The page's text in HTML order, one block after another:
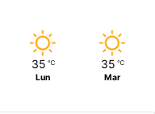
35 ℃
Lun
35 ℃
Mar